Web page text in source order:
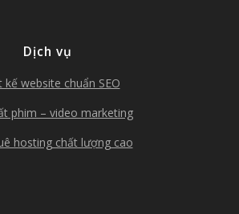
Dịch vụ
kế website chuẩn SEO
phim – video marketing
hosting chất lượng cao